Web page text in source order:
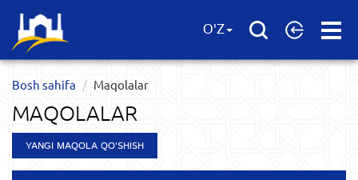
Open
O'Z
Bosh sahifa Maqolalar
MAQOLALAR
YANGI MAQOLA QO'SHISH